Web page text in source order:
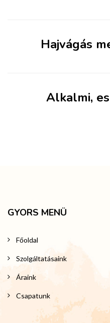
Hajvágás
Alkalmi,
GYORS MENÜ
Főoldal
Szolgáltatásaink
Áraink
Csapatunk